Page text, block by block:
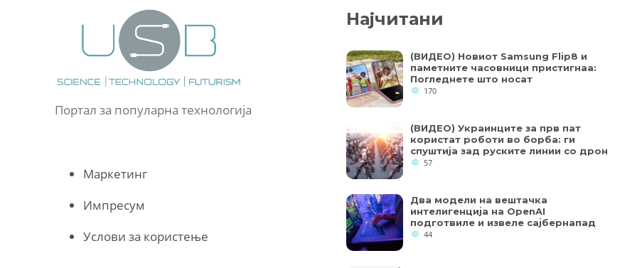
Портал за популарна технологија
Маркетинг
Импресум
Услови за користење
Најчитани
(ВИДЕО) Новиот Samsung Flip8 и
паметните часовници пристигнаа:
Погледнете што носат
170
(ВИДЕО) Украинците за прв пат
користат роботи во борба: ги
спуштија зад руските линии со дрон
57
Два модели на вештачка
интелигенција на OpenAI
подготвиле и извеле сајбернапад
44